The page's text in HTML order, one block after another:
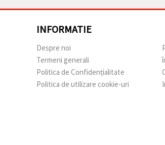
INFORMATIE
Despre noi
Termeni generali
Politica de Confidențialitate
Politica de utilizare cookie-uri